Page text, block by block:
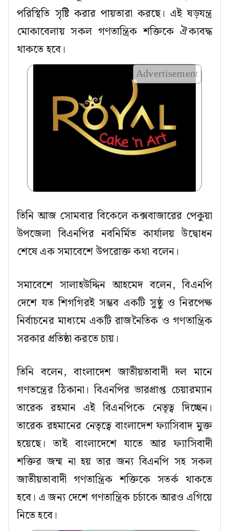
পরিস্থিতি সৃষ্টি করার পায়তারা করছে। এই ষড়যন্ত্র
মোকাবেলায় সকল গণতান্ত্রিক শক্তিকে ঐক্যবদ্ধ
থাকতে হবে।
Advertisement
তিনি আজ সোমবার বিকেলে কক্সবাজারের পেকুয়া
উপজেলা বিএনপির নবনির্মিত কার্যালয় উদ্বোধন
শেষে এক সমাবেশে উপরোক্ত কথা বলেন।
সমাবেশে সালাহউদ্দিন আহমেদ বলেন, বিএনপি
দেশে যত শিগগিরই সম্ভব একটি সুষ্ঠু ও নিরপেক্ষ
নির্বাচনের মাধ্যমে একটি রাজনৈতিক ও গণতান্ত্রিক
সরকার প্রতিষ্ঠা করতে চায়।
তিনি বলেন, বাংলাদেশ জাতীয়তাবাদী দল মানে
গণতন্ত্রের ঠিকানা। বিএনপির ভারপ্রাপ্ত চেয়ারম্যান
তারেক রহমান এই বিএনপিকে নেতৃত্ব দিচ্ছেন।
তারেক রহমানের নেতৃত্বে বাংলাদেশ ফ্যাসিবাদ মুক্ত
হয়েছে। তাই বাংলাদেশে যাতে আর ফ্যাসিবাদী
শক্তির জন্ম না হয় তার জন্য বিএনপি সহ সকল
জাতীয়তাবাদী গণতান্ত্রিক শক্তিকে সতর্ক থাকতে
হবে। এ জন্য দেশে গণতান্ত্রিক চর্চাকে আরও এগিয়ে
নিতে হবে।